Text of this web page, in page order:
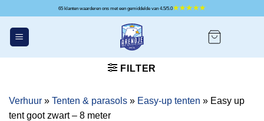
inhoud
65 klanten waarderen ons met een gemiddelde van 4.5/5.0
FILTER
Verhuur » Tenten & parasols » Easy-up tenten » Easy up
tent goot zwart – 8 meter